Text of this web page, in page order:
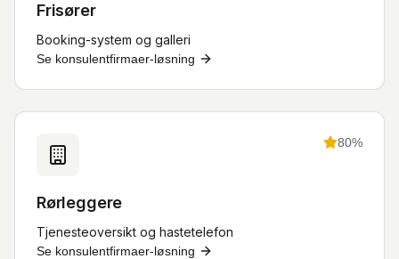
Frisører
Booking-system og galleri
Se konsulentfirmaer-løsning
80%
Rørleggere
Tjenesteoversikt og hastetelefon
Se konsulentfirmaer-løsning